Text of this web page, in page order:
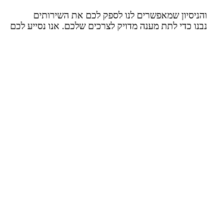
שמאפשרים לנו לספק לכם את השירותים
כדי לתת מענה מדויק לצרכים שלכם. אנו נסייע לכם